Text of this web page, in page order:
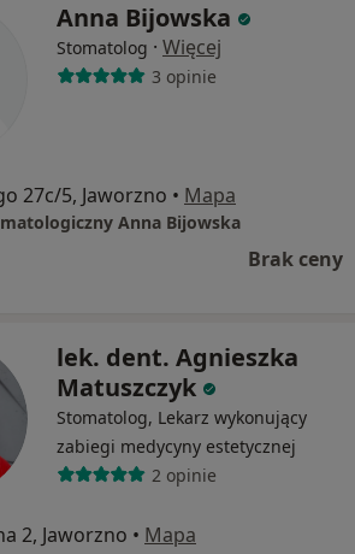
Anna Bijowska
Stomatolog · Więcej
3 opinie
27c/5, Jaworzno • Mapa
Anna Bijowska
Brak ceny
lek. dent. Agnieszka
Matuszczyk
Stomatolog, Lekarz wykonujący
zabiegi medycyny estetycznej
2 opinie
2, Jaworzno • Mapa